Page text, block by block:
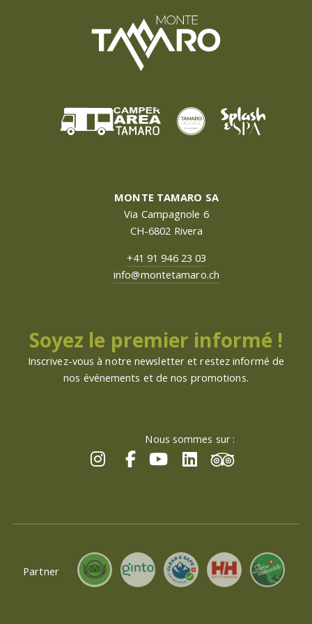
MONTE TAMARO SA
Via Campagnole 6
CH-6802 Rivera
+41 91 946 23 03
info@montetamaro.ch
Soyez le premier informé !
Inscrivez-vous à notre newsletter et restez informé de
nos événements et de nos promotions.
Nous sommes sur :
Partner